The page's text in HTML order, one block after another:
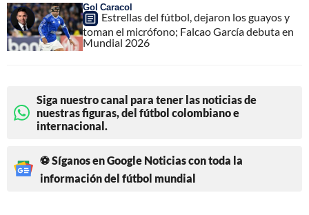
Gol Caracol
Estrellas del fútbol, dejaron los guayos y
toman el micrófono; Falcao García debuta en
Mundial 2026
Siga nuestro canal para tener las noticias de
nuestras figuras, del fútbol colombiano e
internacional.
⚽ Síganos en Google Noticias con toda la
información del fútbol mundial